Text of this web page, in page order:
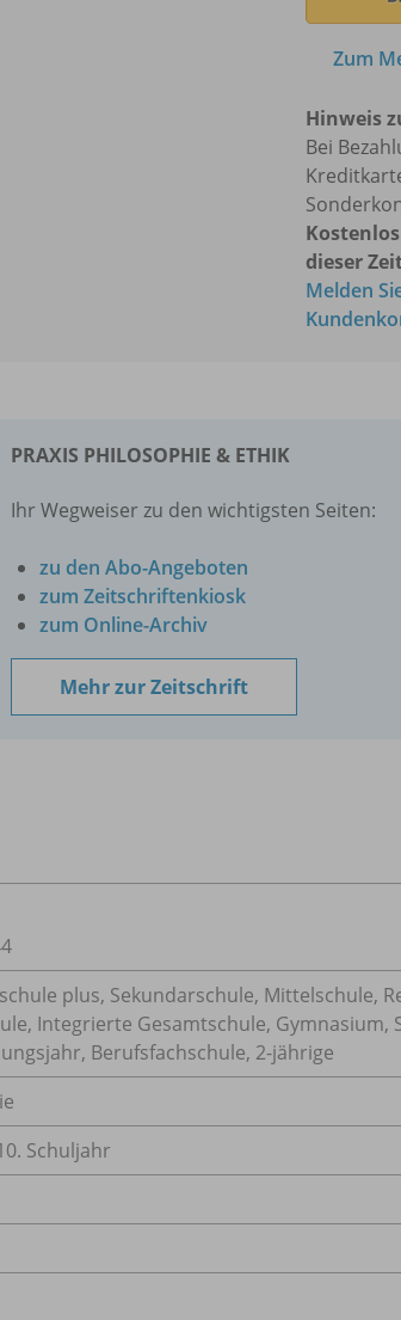
Zum
Hinweis
Bei
dieser
Melden
PRAXIS PHILOSOPHIE & ETHIK
Ihr Wegweiser zu den wichtigsten Seiten:
zu den Abo-Angeboten
zum Zeitschriftenkiosk
zum Online-Archiv
Mehr zur Zeitschrift
plus, Sekundarschule, Mittelschule,
Integrierte Gesamtschule, Gymnasium,
Berufsfachschule, 2-jährige
Schuljahr